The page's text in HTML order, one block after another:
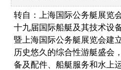
转自：上海国际公务艇展览
十九届国际船艇及其技术设
暨上海国际公务艇展览会建
历史悠久的综合性游艇盛会
备及配件、船艇服务和水上